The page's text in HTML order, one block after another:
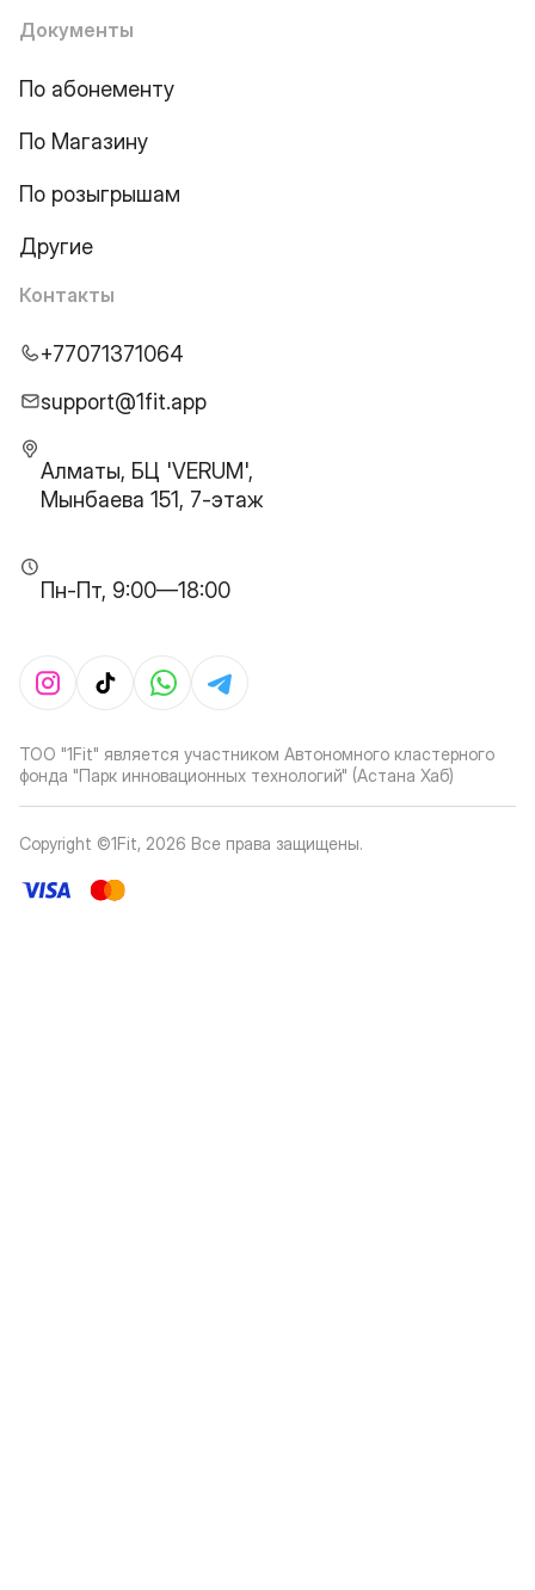
Документы
По абонементу
По Магазину
По розыгрышам
Другие
Контакты
+77071371064
support@1fit.app
Алматы, БЦ 'VERUM',
Мынбаева 151, 7-этаж
Пн-Пт, 9:00—18:00
ТОО "1Fit" является участником Автономного кластерного
фонда "Парк инновационных технологий" (Астана Хаб)
Copyright ©1Fit, 2026 Все права защищены.